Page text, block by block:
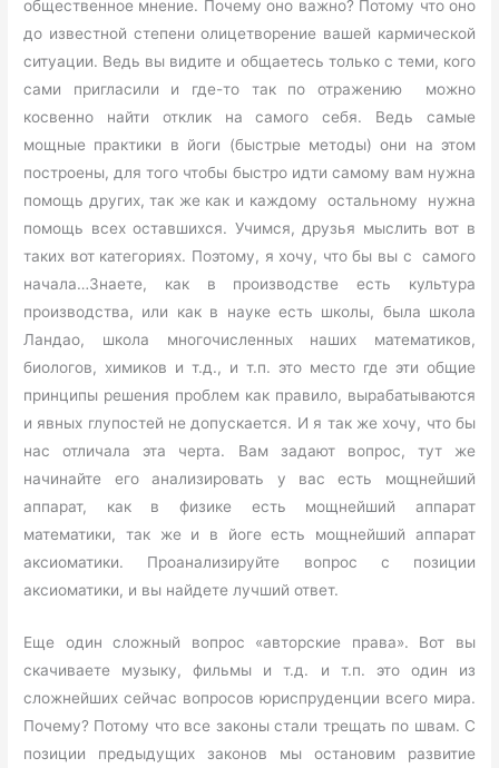
общественное мнение. Почему оно важно? Потому что оно
до известной степени олицетворение вашей кармической
ситуации. Ведь вы видите и общаетесь только с теми, кого
сами пригласили и где-то так по отражению можно
косвенно найти отклик на самого себя. Ведь самые
мощные практики в йоги (быстрые методы) они на этом
построены, для того чтобы быстро идти самому вам нужна
помощь других, так же как и каждому остальному нужна
помощь всех оставшихся. Учимся, друзья мыслить вот в
таких вот категориях. Поэтому, я хочу, что бы вы с самого
начала…Знаете, как в производстве есть культура
производства, или как в науке есть школы, была школа
Ландао, школа многочисленных наших математиков,
биологов, химиков и т.д., и т.п. это место где эти общие
принципы решения проблем как правило, вырабатываются
и явных глупостей не допускается. И я так же хочу, что бы
нас отличала эта черта. Вам задают вопрос, тут же
начинайте его анализировать у вас есть мощнейший
аппарат, как в физике есть мощнейший аппарат
математики, так же и в йоге есть мощнейший аппарат
аксиоматики. Проанализируйте вопрос с позиции
аксиоматики, и вы найдете лучший ответ.
Еще один сложный вопрос «авторские права». Вот вы
скачиваете музыку, фильмы и т.д. и т.п. это один из
сложнейших сейчас вопросов юриспруденции всего мира.
Почему? Потому что все законы стали трещать по швам. С
позиции предыдущих законов мы остановим развитие